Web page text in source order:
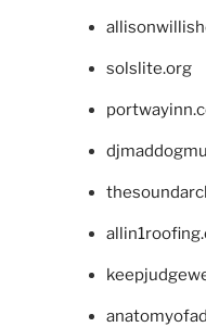
solslite.org